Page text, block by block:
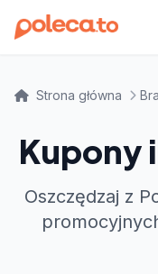
Strona główna
Kupony
Oszczędzaj z